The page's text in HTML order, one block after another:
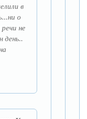
в
о
не
день..